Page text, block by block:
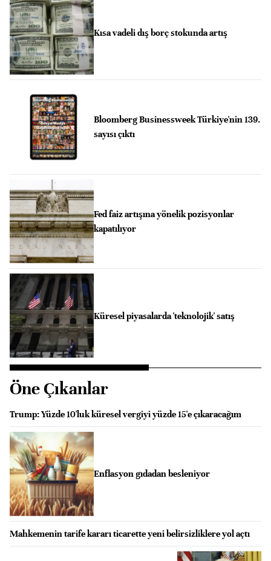
Kısa vadeli dış borç stokunda artış
Bloomberg Businessweek Türkiye'nin 139.
sayısı çıktı
Fed faiz artışına yönelik pozisyonlar
kapatılıyor
Küresel piyasalarda 'teknolojik' satış
Öne Çıkanlar
Trump: Yüzde 10'luk küresel vergiyi yüzde 15'e çıkaracağım
Enflasyon gıdadan besleniyor
Mahkemenin tarife kararı ticarette yeni belirsizliklere yol açtı